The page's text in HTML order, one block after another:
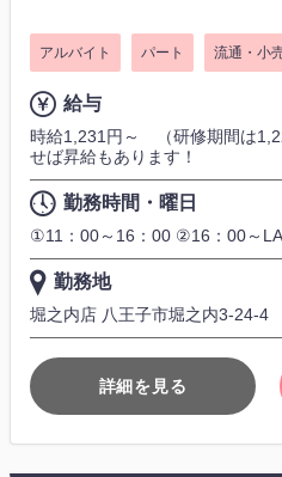
アルバイト パート 流通・小
給与
時給1,231円～ （研修期間は
せば昇給もあります！
勤務時間・曜日
①11：00～16：00 ②16：00～
勤務地
堀之内店 八王子市堀之内3-24-4
詳細を見る